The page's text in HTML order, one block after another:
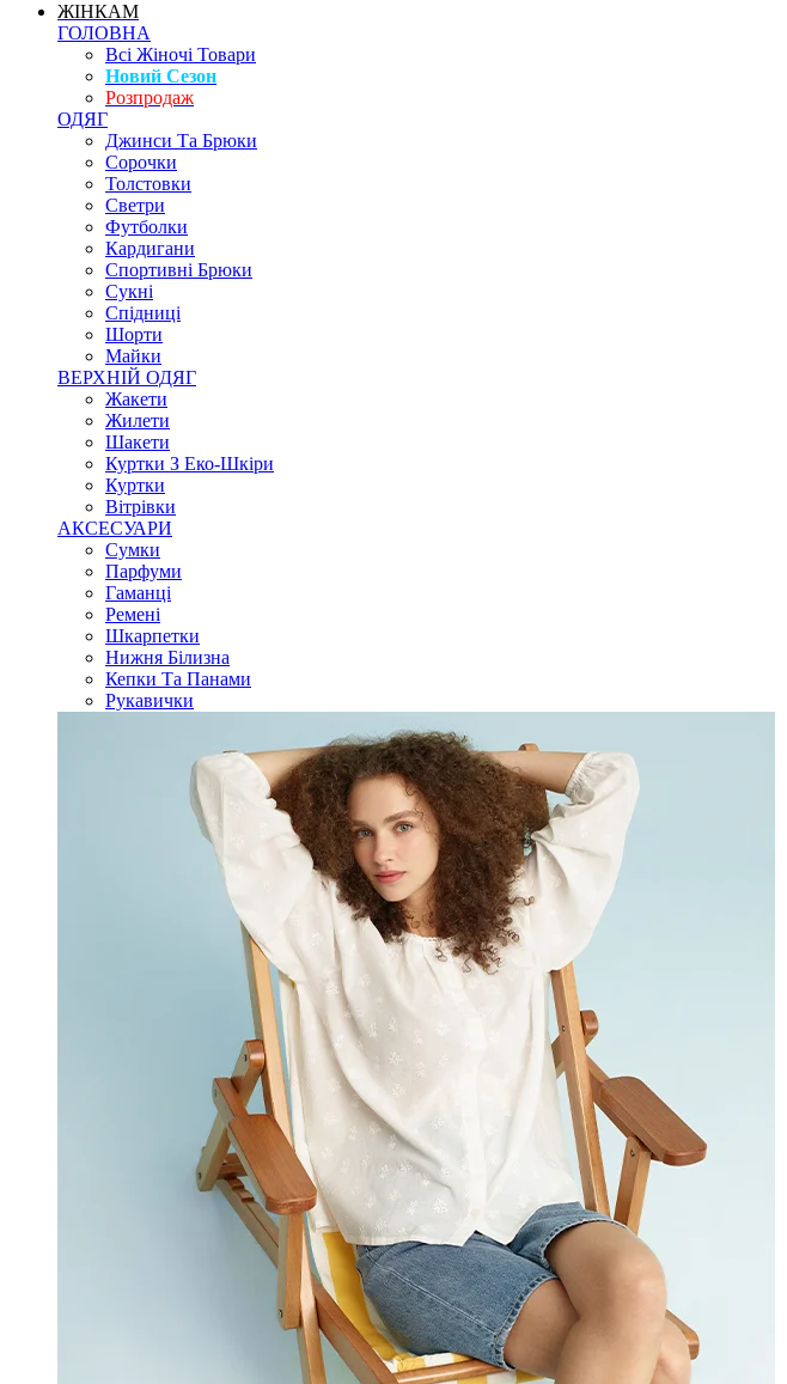
ЖІНКАМ
ГОЛОВНА
Всі Жіночі Товари
Новий Сезон
Розпродаж
ОДЯГ
Джинси Та Брюки
Сорочки
Толстовки
Светри
Футболки
Кардигани
Спортивні Брюки
Сукні
Спідниці
Шорти
Майки
ВЕРХНІЙ ОДЯГ
Жакети
Жилети
Шакети
Куртки З Еко-Шкіри
Куртки
Вітрівки
АКСЕСУАРИ
Сумки
Парфуми
Гаманці
Ремені
Шкарпетки
Нижня Білизна
Кепки Та Панами
Рукавички